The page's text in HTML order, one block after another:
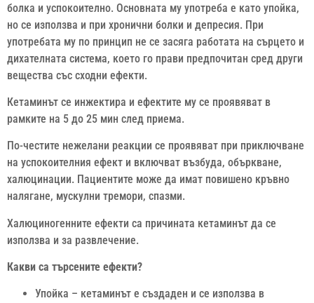
болка и успокоително. Основната му употреба е като упойка,
но се използва и при хронични болки и депресия. При
употребата му по принцип не се засяга работата на сърцето и
дихателната система, което го прави предпочитан сред други
вещества със сходни ефекти.
Кетаминът се инжектира и ефектите му се проявяват в
рамките на 5 до 25 мин след приема.
По-честите нежелани реакции се проявяват при приключване
на успокоителния ефект и включват възбуда, объркване,
халюцинации. Пациентите може да имат повишено кръвно
налягане, мускулни тремори, спазми.
Халюциногенните ефекти са причината кетаминът да се
използва и за развлечение.
Какви са търсените ефекти?
Упойка – кетаминът е създаден и се използва в